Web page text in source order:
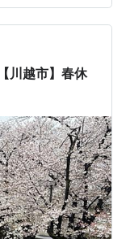
相変わらず「ギ
」の賑やかな
川越市】春休